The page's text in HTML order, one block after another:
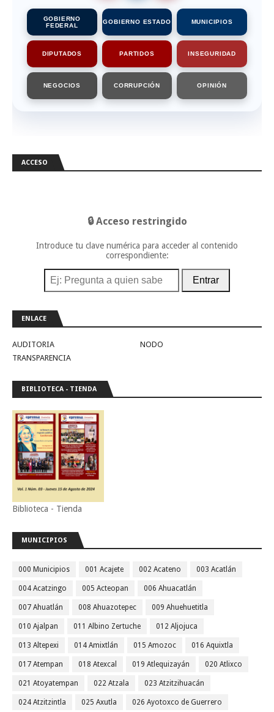
GOBIERNO
FEDERAL
GOBIERNO ESTADO MUNICIPIOS
DIPUTADOS PARTIDOS INSEGURIDAD
NEGOCIOS CORRUPCIÓN OPINIÓN
ACCESO
🔒 Acceso restringido
Introduce tu clave numérica para acceder al contenido
correspondiente:
Entrar
ENLACE
AUDITORIA
NODO
TRANSPARENCIA
BIBLIOTECA - TIENDA
Biblioteca - Tienda
MUNICIPIOS
000 Municipios 001 Acajete 002 Acateno 003 Acatlán
004 Acatzingo 005 Acteopan 006 Ahuacatlán
007 Ahuatlán 008 Ahuazotepec 009 Ahuehuetitla
010 Ajalpan 011 Albino Zertuche 012 Aljojuca
013 Altepexi 014 Amixtlán 015 Amozoc 016 Aquixtla
017 Atempan 018 Atexcal 019 Atlequizayán 020 Atlixco
021 Atoyatempan 022 Atzala 023 Atzitzihuacán
024 Atzitzintla 025 Axutla 026 Ayotoxco de Guerrero